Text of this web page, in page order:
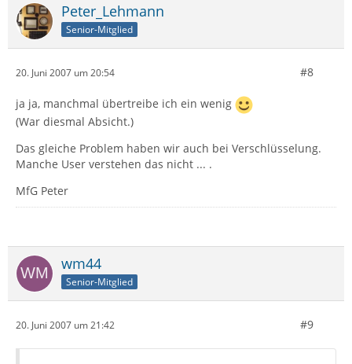
Peter_Lehmann
Senior-Mitglied
20. Juni 2007 um 20:54 #8
ja ja, manchmal übertreibe ich ein wenig
(War diesmal Absicht.)
Das gleiche Problem haben wir auch bei Verschlüsselung.
Manche User verstehen das nicht ... .
MfG Peter
wm44
Senior-Mitglied
20. Juni 2007 um 21:42 #9